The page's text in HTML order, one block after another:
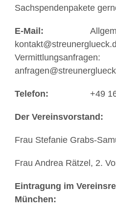
Sachspendenpakete
E-Mail:
Vermittlungsanfragen:
Telefon: +49 163
Der Vereinsvorstand:
Frau Stefanie Grabs-
Frau Andrea Rätzel, 2.
Eintragung im
München: